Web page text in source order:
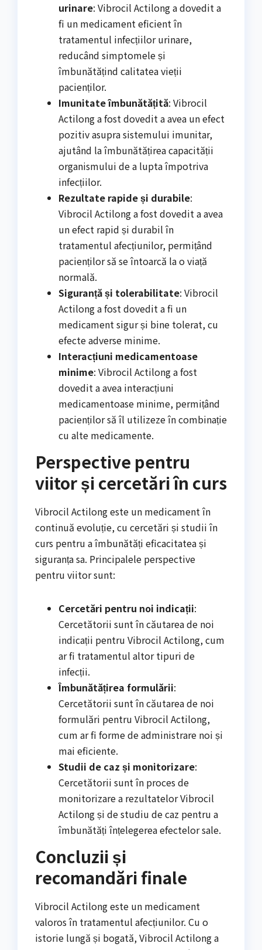
urinare: Vibrocil Actilong a dovedit a
fi un medicament eficient în
tratamentul infecțiilor urinare,
reducând simptomele și
îmbunătățind calitatea vieții
pacienților.
Imunitate îmbunătățită: Vibrocil
Actilong a fost dovedit a avea un efect
pozitiv asupra sistemului imunitar,
ajutând la îmbunătățirea capacității
organismului de a lupta împotriva
infecțiilor.
Rezultate rapide și durabile:
Vibrocil Actilong a fost dovedit a avea
un efect rapid și durabil în
tratamentul afecțiunilor, permițând
pacienților să se întoarcă la o viață
normală.
Siguranță și tolerabilitate: Vibrocil
Actilong a fost dovedit a fi un
medicament sigur și bine tolerat, cu
efecte adverse minime.
Interacțiuni medicamentoase
minime: Vibrocil Actilong a fost
dovedit a avea interacțiuni
medicamentoase minime, permițând
pacienților să îl utilizeze în combinație
cu alte medicamente.
Perspective pentru
viitor și cercetări în curs
Vibrocil Actilong este un medicament în
continuă evoluție, cu cercetări și studii în
curs pentru a îmbunătăți eficacitatea și
siguranța sa. Principalele perspective
pentru viitor sunt:
Cercetări pentru noi indicații:
Cercetătorii sunt în căutarea de noi
indicații pentru Vibrocil Actilong, cum
ar fi tratamentul altor tipuri de
infecții.
Îmbunătățirea formulării:
Cercetătorii sunt în căutarea de noi
formulări pentru Vibrocil Actilong,
cum ar fi forme de administrare noi și
mai eficiente.
Studii de caz și monitorizare:
Cercetătorii sunt în proces de
monitorizare a rezultatelor Vibrocil
Actilong și de studiu de caz pentru a
îmbunătăți înțelegerea efectelor sale.
Concluzii și
recomandări finale
Vibrocil Actilong este un medicament
valoros în tratamentul afecțiunilor. Cu o
istorie lungă și bogată, Vibrocil Actilong a